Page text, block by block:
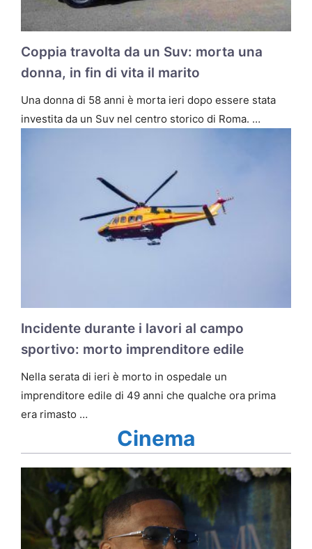
Coppia travolta da un Suv: morta una
donna, in fin di vita il marito
Una donna di 58 anni è morta ieri dopo essere stata
investita da un Suv nel centro storico di Roma. …
Incidente durante i lavori al campo
sportivo: morto imprenditore edile
Nella serata di ieri è morto in ospedale un
imprenditore edile di 49 anni che qualche ora prima
era rimasto …
Cinema